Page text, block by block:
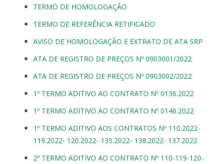
TERMO DE HOMOLOGAÇÃO
TERMO DE REFERÊNCIA RETIFICADO
AVISO DE HOMOLOGAÇÃO E EXTRATO DE ATA SRP
ATA DE REGISTRO DE PREÇOS Nº 0903001/2022
ATA DE REGISTRO DE PREÇOS Nº 0903002/2022
1º TERMO ADITIVO AO CONTRATO Nº 0136.2022
1º TERMO ADITIVO AO CONTRATO Nº 0146.2022
1º TERMO ADITIVO AOS CONTRATOS Nº 110.2022-
119.2022- 120.2022- 135.2022- 138.2022- 137.2022
2º TERMO ADITIVO AO CONTRATO Nº 110-119-120-